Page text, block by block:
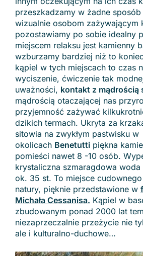
przeszkadzamy w żadne
wizualnie osobom zażywającym
pozostawiamy po sobie idealny
miejscem relaksu jest kamienny
wzburzamy bardziej niż to
kąpiel w tych miejscach to czas
wyciszenie, ćwiczenie tak
uważności, kontakt z mądrością
mądrością otaczającej nas
przyjemność zażywać
dzikich termach. Ukryta za
sitowia na zwykłym pastwisku w
okolicach Benetutti piękna
pomieści nawet 8 -10 osób.
krystaliczna szmaragdowa
ok. 35 st. To miejsce cudownego
natury, pięknie przedstawione w
Michała Cessanisa. Kąpiel w
zbudowanym ponad 2000 lat
niezaprzeczalnie przeżycie nie
ale i kulturalno-duchowe…